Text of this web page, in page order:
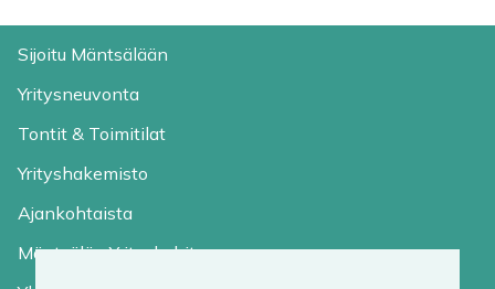
Sijoitu Mäntsälään
Yritysneuvonta
Tontit & Toimitilat
Yrityshakemisto
Ajankohtaista
Mäntsälän Yrityskehitys